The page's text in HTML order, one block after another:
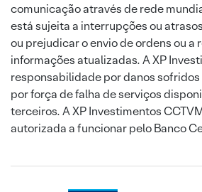
comunicação através de rede
está sujeita a interrupções ou
ou prejudicar o envio de ordens ou a
informações atualizadas. A XP
responsabilidade por danos
por força de falha de serviços
terceiros. A XP Investimentos
autorizada a funcionar pelo Banco